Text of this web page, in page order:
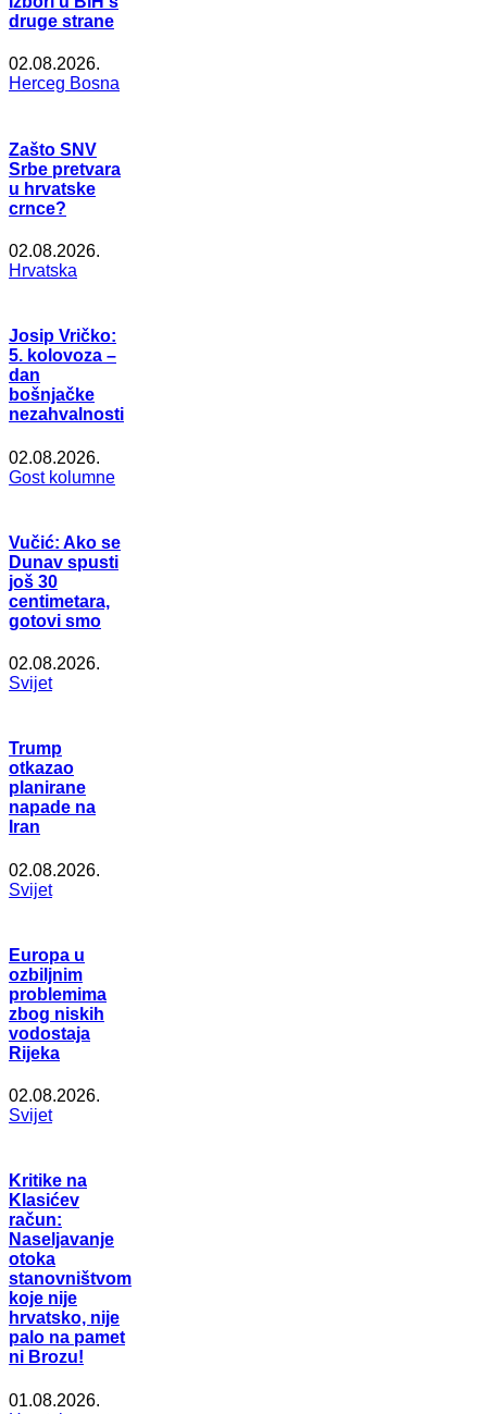
druge strane
02.08.2026.
Herceg Bosna
Zašto SNV
Srbe pretvara
u hrvatske
crnce?
02.08.2026.
Hrvatska
Josip Vričko:
5. kolovoza –
dan
bošnjačke
nezahvalnosti
02.08.2026.
Gost kolumne
Vučić: Ako se
Dunav spusti
još 30
centimetara,
gotovi smo
02.08.2026.
Svijet
Trump
otkazao
planirane
napade na
Iran
02.08.2026.
Svijet
Europa u
ozbiljnim
problemima
zbog niskih
vodostaja
Rijeka
02.08.2026.
Svijet
Kritike na
Klasićev
račun:
Naseljavanje
otoka
stanovništvom
koje nije
hrvatsko, nije
palo na pamet
ni Brozu!
01.08.2026.